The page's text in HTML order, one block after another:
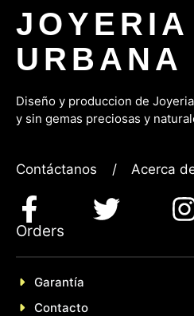
JOYERIA
URBANA
Diseño y produccion de
y sin gemas preciosas y
Contáctanos / Acerca
Orders
Garantía
Contacto